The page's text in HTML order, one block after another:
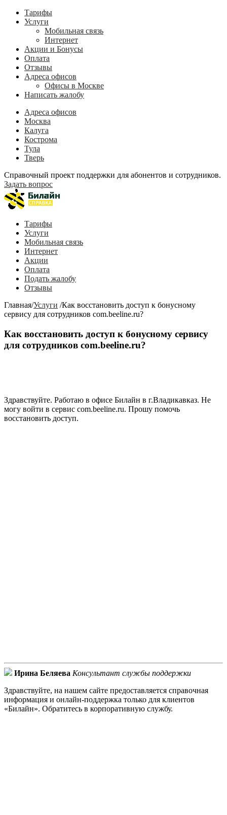
Тарифы
Услуги
Мобильная связь
Интернет
Акции и Бонусы
Оплата
Отзывы
Адреса офисов
Офисы в Москве
Написать жалобу
Адреса офисов
Москва
Калуга
Кострома
Тула
Тверь
Справочный проект поддержки для абонентов и сотрудников.
Задать вопрос
Тарифы
Услуги
Мобильная связь
Интернет
Акции
Оплата
Подать жалобу
Отзывы
Главная/Услуги /Как восстановить доступ к бонусному
сервису для сотрудников com.beeline.ru?
Как восстановить доступ к бонусному сервису
для сотрудников com.beeline.ru?
Здравствуйте. Работаю в офисе Билайн в г.Владикавказ. Не
могу войти в сервис com.beeline.ru. Прошу помочь
восстановить доступ.
Ирина Беляева Консультант службы поддержки
Здравствуйте, на нашем сайте предоставляется справочная
информация и онлайн-поддержка только для клиентов
«Билайн». Обратитесь в корпоративную службу.